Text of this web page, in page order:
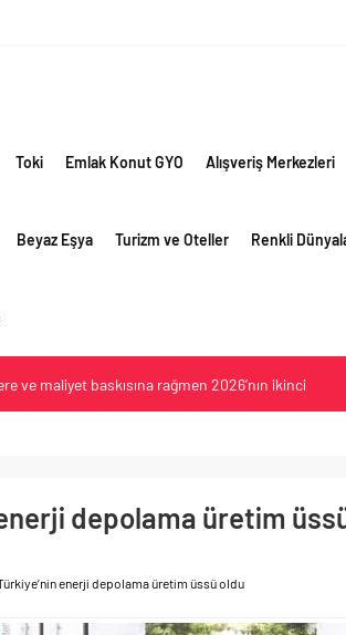
Toki Emlak Konut GYO Alışveriş Merkezleri
Beyaz Eşya Turizm ve Oteller Renkli
ve maliyet baskısına rağmen 2026’nın ikinci
hızlı demiryolu projesine Kalyon İnşaat imzası
depolama üretim
enerji depolama üretim üssü oldu